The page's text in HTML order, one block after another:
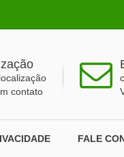
contato
FALE